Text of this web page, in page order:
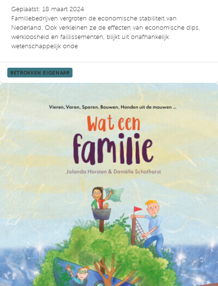
Geplaatst: 18 maart 2024
Familiebedrijven vergroten de economische stabiliteit van
Nederland. Ook verkleinen ze de effecten van economische dips,
werkloosheid en faillissementen, blijkt uit onafhankelijk
wetenschappelijk onde
BETROKKEN EIGENAAR